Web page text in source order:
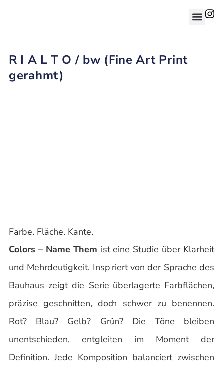
R I A L T O / bw (Fine Art Print
gerahmt)
Farbe. Fläche. Kante.
Colors – Name Them ist eine Studie über Klarheit
und Mehrdeutigkeit. Inspiriert von der Sprache des
Bauhaus zeigt die Serie überlagerte Farbflächen,
präzise geschnitten, doch schwer zu benennen.
Rot? Blau? Gelb? Grün? Die Töne bleiben
unentschieden, entgleiten im Moment der
Definition. Jede Komposition balanciert zwischen